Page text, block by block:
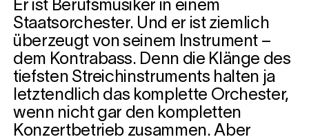
Er ist Berufsmusiker in einem
Staatsorchester. Und er ist ziemlich
überzeugt von seinem Instrument –
dem Kontrabass. Denn die Klänge des
tiefsten Streichinstruments halten ja
letztendlich das komplette Orchester,
wenn nicht gar den kompletten
Konzertbetrieb zusammen. Aber